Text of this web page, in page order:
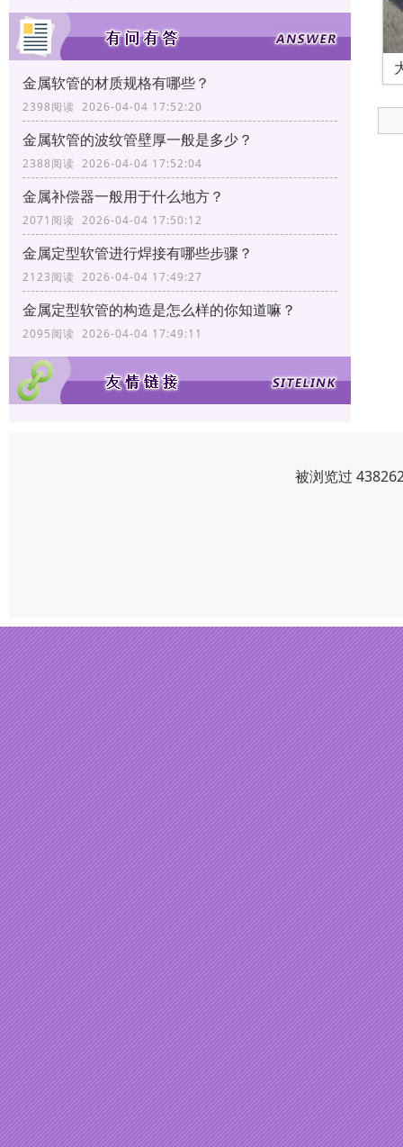
金属软管的材质规格有哪些？
2398阅读 2026-04-04 17:52:20
金属软管的波纹管壁厚一般是多少？
2388阅读 2026-04-04 17:52:04
金属补偿器一般用于什么地方？
2071阅读 2026-04-04 17:50:12
金属定型软管进行焊接有哪些步骤？
2123阅读 2026-04-04 17:49:27
金属定型软管的构造是怎么样的你知道嘛？
2095阅读 2026-04-04 17:49:11
被浏览过